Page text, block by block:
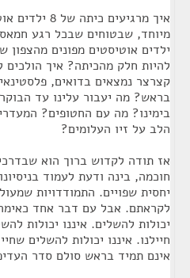
איך מרגיעים
מיוחד, שבטוחים שבכל רגע חמאס
ילדים אוטיסטים מפונים מהצפון
להיות חלק מהכיתה? איך
קצרצר נמצאים בדואים,
בראש? מה יעבור עלינו עד
בימינו? מה עם החטופים?
הלב על זיו העלומים?
אז תודה לקדוש ברוך הוא שבדרכי
חוכמה, בינה ודעת לעמוד
יחסית שפויים. התמודדויות
לקראתם. אבל עם דבר אחד
יכולות להשלים. איננו יכולות
חיילנו. איננו יכולות להשלים
אינם תמיד בראש סולם סדר